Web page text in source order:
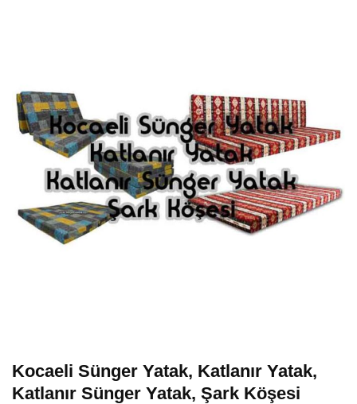
Kocaeli Sünger Yatak, Katlanır Yatak,
Katlanır Sünger Yatak, Şark Köşesi